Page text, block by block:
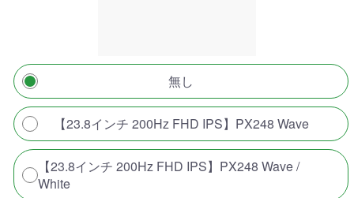
無し
【23.8インチ 200Hz FHD IPS】PX248 Wave
【23.8インチ 200Hz FHD IPS】PX248 Wave /
White